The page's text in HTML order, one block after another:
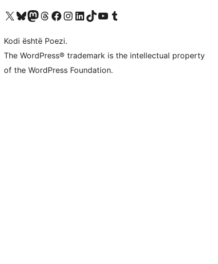
Vizitoni llogarinë tonë X (ish Twitter)
Vizitoni llogarinë tonë Bluesky
Vizitoni llogarinë tonë Mastodon
Vizitoni llogarinë tonë Threads
Vizitoni faqen tonë në Facebook
Vizitoni llogarinë tonë Instagram
Vizitoni llogarinë tonë LinkedIn
Vizitoni llogarinë tonë TikTok
Vizitoni kanalin tonë YouTube
Vizitoni llogarinë tonë Tumblr
Kodi është Poezi.
The WordPress® trademark is the intellectual property
of the WordPress Foundation.